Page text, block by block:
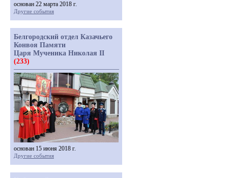
основан 22 марта 2018 г.
Другие события
Белгородский отдел Казачьего
Конвоя Памяти
Царя Мученика Николая II
(233)
основан 15 июня 2018 г.
Другие события